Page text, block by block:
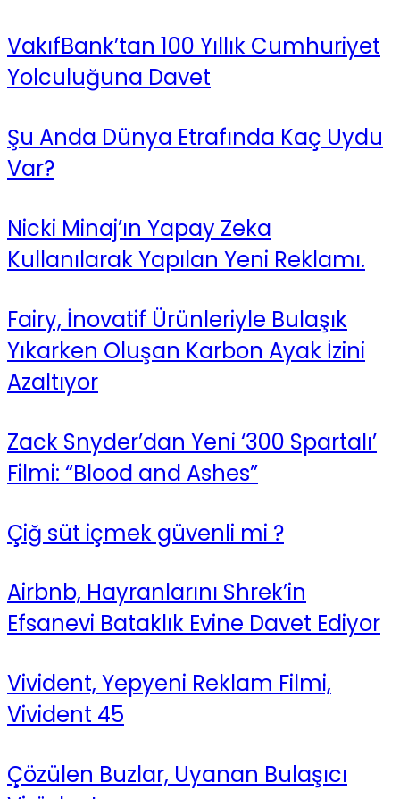
VakıfBank’tan 100 Yıllık Cumhuriyet
Yolculuğuna Davet
Şu Anda Dünya Etrafında Kaç Uydu
Var?
Nicki Minaj’ın Yapay Zeka
Kullanılarak Yapılan Yeni Reklamı.
Fairy, İnovatif Ürünleriyle Bulaşık
Yıkarken Oluşan Karbon Ayak İzini
Azaltıyor
Zack Snyder’dan Yeni ‘300 Spartalı’
Filmi: “Blood and Ashes”
Çiğ süt içmek güvenli mi ?
Airbnb, Hayranlarını Shrek’in
Efsanevi Bataklık Evine Davet Ediyor
Vivident, Yepyeni Reklam Filmi,
Vivident 45
Çözülen Buzlar, Uyanan Bulaşıcı